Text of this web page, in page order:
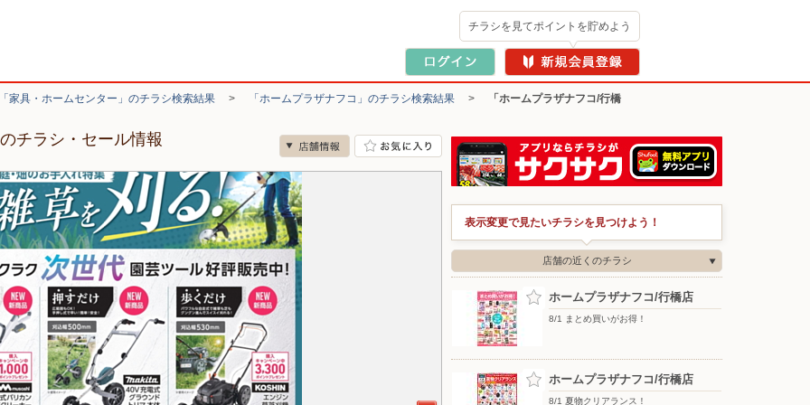
チラシを見てポイントを貯めよう
家具・ホームセンター」のチラシ検索結果 > 「ホームプラザナフコ」のチラシ検索結果 > 「ホームプラザナフコ/行橋
チラシ・セール情報
表示変更で見たいチラシを見つけよう！
店舗の近くのチラシ
ホームプラザナフコ/行橋店
8/1 まとめ買いがお得！
ホームプラザナフコ/行橋店
8/1 夏物クリアランス！